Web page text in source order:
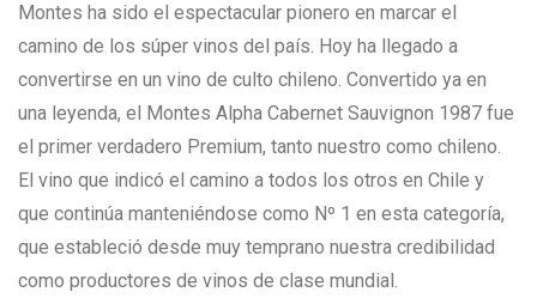
Montes ha sido el espectacular pionero en marcar el
camino de los súper vinos del país. Hoy ha llegado a
convertirse en un vino de culto chileno. Convertido ya en
una leyenda, el Montes Alpha Cabernet Sauvignon 1987 fue
el primer verdadero Premium, tanto nuestro como chileno.
El vino que indicó el camino a todos los otros en Chile y
que continúa manteniéndose como Nº 1 en esta categoría,
que estableció desde muy temprano nuestra credibilidad
como productores de vinos de clase mundial.